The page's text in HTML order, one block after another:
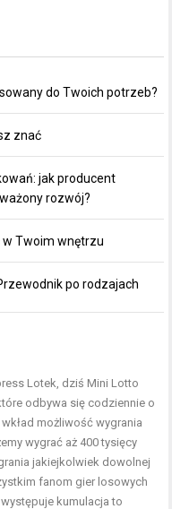
do Twoich potrzeb?
znać
jak producent
rozwój?
w Twoim wnętrzu
po rodzajach
Lotek, dziś Mini Lotto
odbywa się codziennie o
możliwość wygrania
wygrać aż 400 tysięcy
jakiejkolwiek dowolnej
fanom gier losowych
kumulacja to